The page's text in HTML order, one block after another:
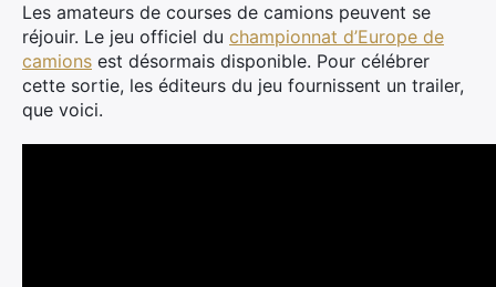
Les amateurs de courses de camions peuvent se
réjouir. Le jeu officiel du championnat d’Europe de
camions est désormais disponible. Pour célébrer
cette sortie, les éditeurs du jeu fournissent un trailer,
que voici.